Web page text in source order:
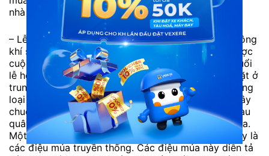
nhà ấm no, hạnh phúc.
– Lễ hội độc đáo này, được diễn ra trong không không
khí sôi nổi. Tăng gia sản xuất và mong muốn có được
cuộc sống yên bình. Trong suốt thời gian diễn ra buổi
lễ họ dựng một cây chuối rừng có cả hoa và quả đặt ở
trung tâm. Cây chuối được trang trí thêm bằng những
loại hoa khác. Mọi người tham gia đi vòng quanh cây
chuối để cầu xin mùa màng. Sau đó tất cả cùng nhau
quây quần thưởng thức những món đặc sản tại Sapa.
Một phần quan trọng và hấp dẫn nhất của lễ hội này là
các điệu múa truyền thống. Các điệu múa này diễn tả